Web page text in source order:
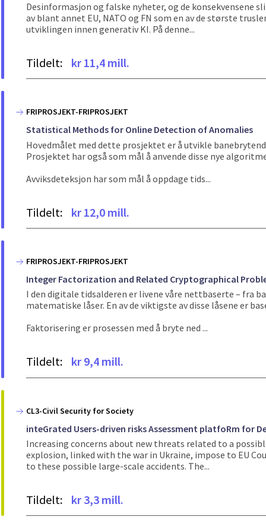
Desinformasjon og falske nyheter, og de
av blant annet EU, NATO og FN som en av de største
utviklingen innen generativ KI. På denne...
Tildelt: kr 11,4 mill.
FRIPROSJEKT-FRIPROSJEKT
Statistical Methods for Online Detection of Anomalies
Hovedmålet med dette prosjektet er å utvikle
Prosjektet har også som mål å anvende disse nye
Avviksdeteksjon har som mål å oppdage tids...
Tildelt: kr 12,0 mill.
FRIPROSJEKT-FRIPROSJEKT
Integer Factorization and Related Cryptographical
I den digitale tidsalderen er livene våre nettbaserte – fra
matematiske låser. En av de viktigste av disse låsene er
Faktorisering er prosessen med å bryte ned ...
Tildelt: kr 9,4 mill.
CL3-Civil Security for Society
inteGrated Users-driven risks Assessment platfoRm for
Increasing concerns about new threats related to a
explosion, linked with the war in Ukraine, impose to EU
to these possible large-scale accidents. The...
Tildelt: kr 3,3 mill.